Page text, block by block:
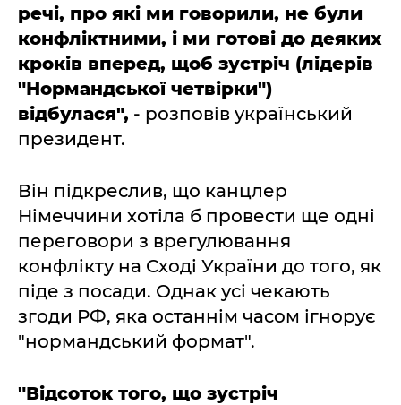
речі, про які ми говорили, не були
конфліктними, і ми готові до деяких
кроків вперед, щоб зустріч (лідерів
"Нормандської четвірки")
відбулася", - розповів український
президент.
Він підкреслив, що канцлер
Німеччини хотіла б провести ще одні
переговори з врегулювання
конфлікту на Сході України до того, як
піде з посади. Однак усі чекають
згоди РФ, яка останнім часом ігнорує
"нормандський формат".
"Відсоток того, що зустріч